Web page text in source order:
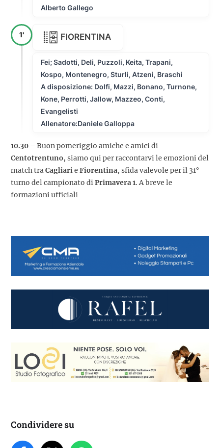
Alberto Gallego
1' FIORENTINA
Fei; Sadotti, Deli, Puzzoli, Keita, Trapani,
Kospo, Montenegro, Sturli, Atzeni, Braschi
A disposizione: Dolfi, Mazzi, Bonano, Turnone,
Kone, Perrotti, Jallow, Mazzeo, Conti,
Evangelisti
Allenatore:Daniele Galloppa
10.30 – Buon pomeriggio amiche e amici di
Centotrentuno, siamo qui per raccontarvi le emozioni del
match traCagliarie Fiorentina, sfida valevole per il 31°
turno del campionato diPrimavera 1. A breve le
formazioni ufficiali
Condividere su